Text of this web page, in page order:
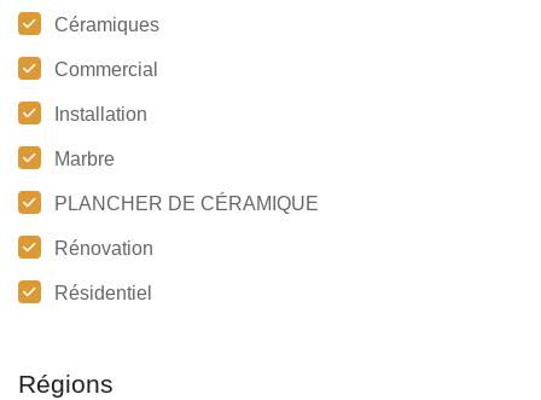
Céramiques
Commercial
Installation
Marbre
PLANCHER DE CÉRAMIQUE
Rénovation
Résidentiel
Régions